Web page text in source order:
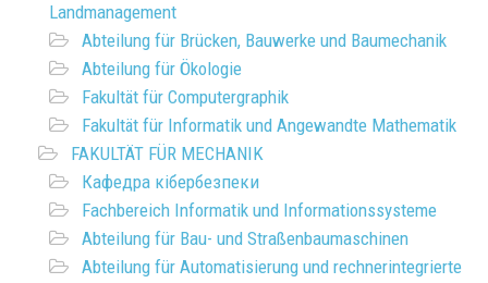
Landmanagement
Abteilung für Brücken, Bauwerke und Baumechanik
Abteilung für Ökologie
Fakultät für Computergraphik
Fakultät für Informatik und Angewandte Mathematik
FAKULTÄT FÜR MECHANIK
Кафедра кібербезпеки
Fachbereich Informatik und Informationssysteme
Abteilung für Bau- und Straßenbaumaschinen
Abteilung für Automatisierung und rechnerintegrierte